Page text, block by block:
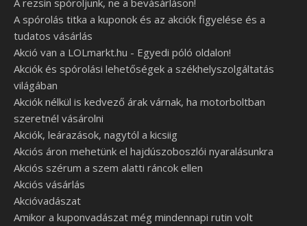
A rezsin spóroljunk, ne a bevásárláson!
A spórolás titka a kuponok és az akciók figyelése és a
tudatos vásárlás
Akció van a LOLmarkt.hu - Egyedi póló oldalon!
Akciók és spórolási lehetőségek a székhelyszolgáltatás
világában
Akciók nélkül is kedvező árak várnak, ha motorboltban
szeretnél vásárolni
Akciók, leárazások, nagytól a kicsiig
Akciós áron mehetünk el hajdúszoboszlói nyaralásunkra
Akciós szérum a szem alatti ráncok ellen
Akciós vásárlás
Akcióvadászat
Amikor a kuponvadászat még mindennapi rutin volt